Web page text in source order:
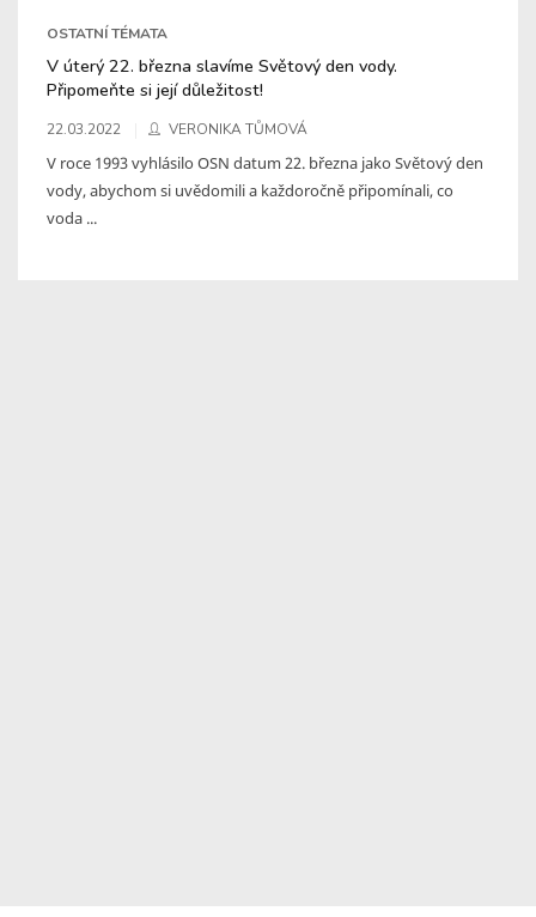
OSTATNÍ TÉMATA
V úterý 22. března slavíme Světový den vody.
Připomeňte si její důležitost!
22.03.2022 VERONIKA TŮMOVÁ
V roce 1993 vyhlásilo OSN datum 22. března jako Světový den
vody, abychom si uvědomili a každoročně připomínali, co
voda ...